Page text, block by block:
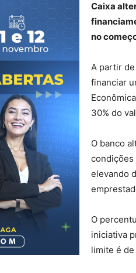
Caixa
no
A partir
financiar
30% do
O banco
condições
elevando
O
iniciativa
limite é de